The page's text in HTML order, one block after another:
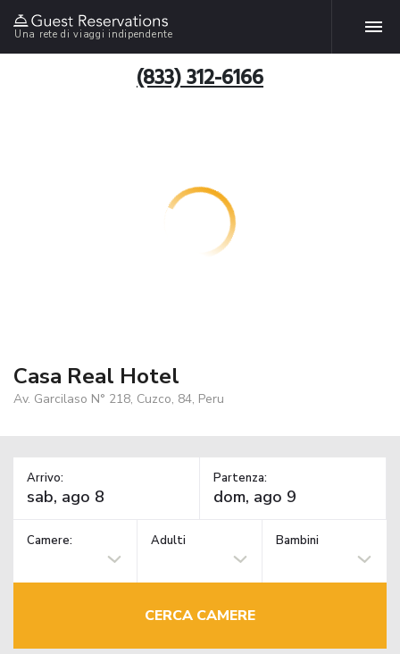
Una rete di viaggi indipendente
(833) 312-6166
Casa Real Hotel
Av. Garcilaso N° 218, Cuzco, 84, Peru
Arrivo: Partenza:
Camere: Adulti Bambini
CERCA CAMERE